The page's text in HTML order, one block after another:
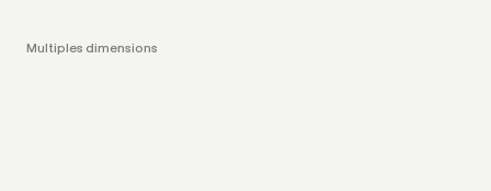
Multiples dimensions